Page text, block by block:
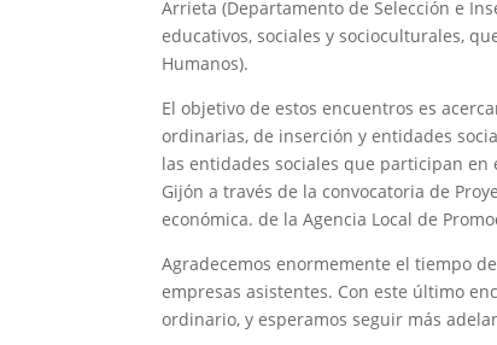
Arrieta (Departamento de Selección e
educativos, sociales y socioculturales,
Humanos).
El objetivo de estos encuentros es
ordinarias, de inserción y entidades
las entidades sociales que participan en
Gijón a través de la convocatoria de
económica. de la Agencia Local de
Agradecemos enormemente el tiempo
empresas asistentes. Con este último
ordinario, y esperamos seguir más